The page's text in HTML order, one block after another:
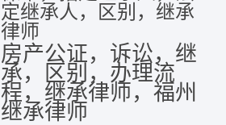
定继承人，区别，继承
律师
房产公证，诉讼，继
承，区别，办理流
程，继承律师，福州
继承律师